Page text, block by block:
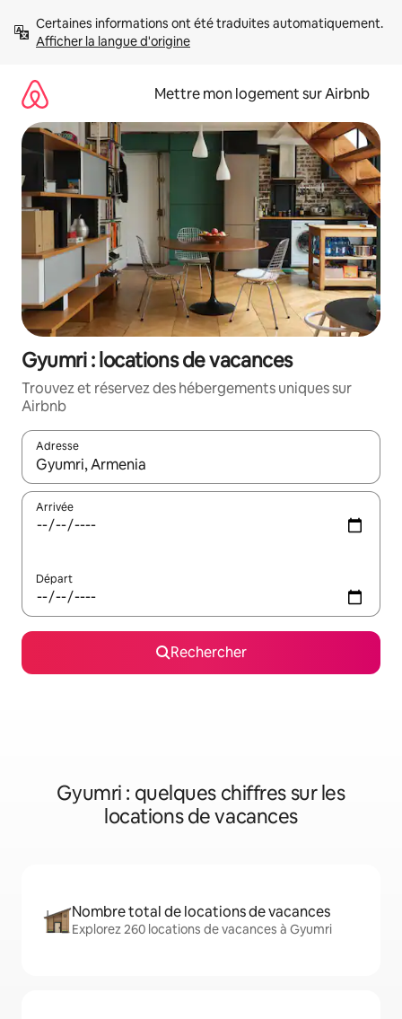
directement
Afficher la langue d'origine
Mettre mon logement sur Airbnb
Gyumri : locations de vacances
Trouvez et réservez des hébergements uniques sur
Airbnb
Adresse
Lorsque les résultats s'affichent, utilisez les flèches vers le
Arrivée
Départ
Rechercher
Gyumri : quelques chiffres sur les
locations de vacances
Nombre total de locations de vacances
Explorez 260 locations de vacances à Gyumri